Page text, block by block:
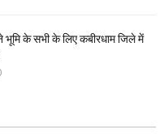
भूमि के सभी के लिए कबीरधाम जिले में